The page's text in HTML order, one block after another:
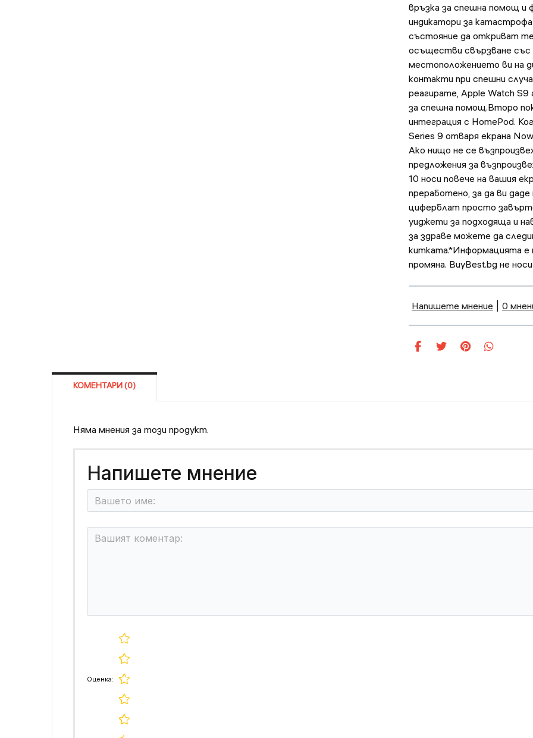
връзка за спешна помощ и
индикатори за
състояние да откриват
осъществи свързване
местоположението ви на
контакти при спешни
реагирате, Apple Watch
за спешна помощ.Второ
интеграция с HomePod.
Series 9 отваря екрана
Ако нищо не се
предложения за
10 носи повече на вашия
преработено, за да ви
циферблат просто
уиджети за подходяща и
за здраве можете да
китката.*Информацията е
промяна. BuyBest.bg не
Напишете мнение 0
КОМЕНТАРИ (0)
Няма мнения за този продукт.
Напишете мнение
Оценка: